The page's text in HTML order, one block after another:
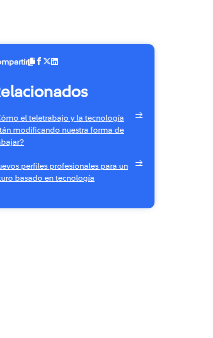
el teletrabajo y la tecnología
modificando nuestra forma de
perfiles profesionales para un
basado en tecnología